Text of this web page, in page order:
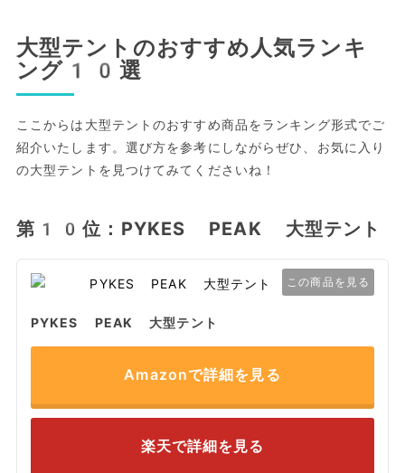
大型テントのおすすめ人気ランキ
ング10選
ここからは大型テントのおすすめ商品をランキング形式でご
紹介いたします。選び方を参考にしながらぜひ、お気に入り
の大型テントを見つけてみてくださいね！
第10位：PYKES PEAK 大型テント
この商品を見る
PYKES PEAK 大型テント
Amazonで詳細を見る
楽天で詳細を見る